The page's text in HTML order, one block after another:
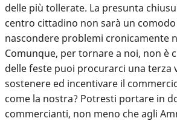
delle più tollerate. La presunta
centro cittadino non sarà un
nascondere problemi cronicamente
Comunque, per tornare a noi, non è
delle feste puoi procurarci una terza
sostenere ed incentivare il
come la nostra? Potresti portare in
commercianti, non meno che agli